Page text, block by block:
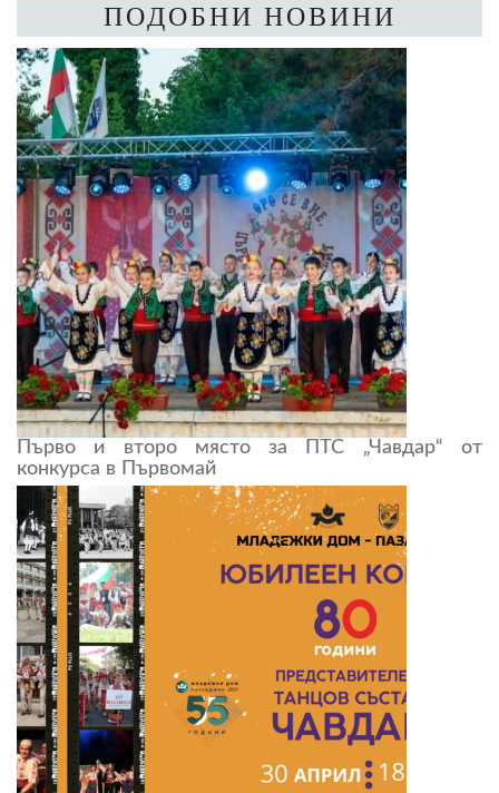
ПОДОБНИ НОВИНИ
Първо и второ място за ПТС „Чавдар“ от
конкурса в Първомай